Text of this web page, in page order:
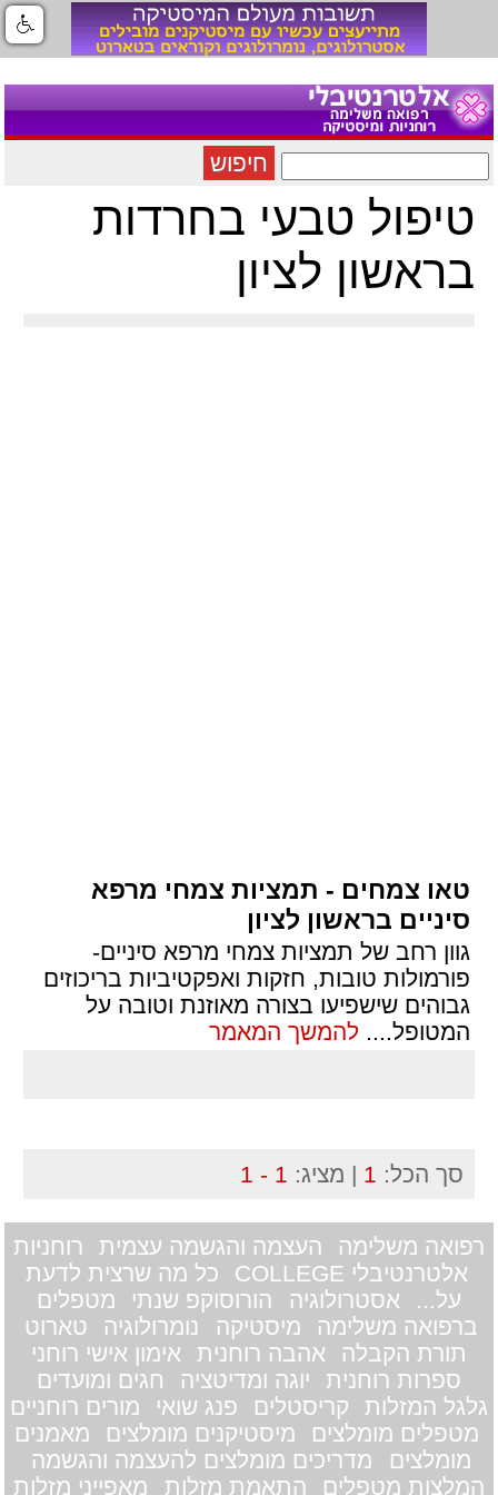
חיפוש
טיפול טבעי בחרדות
בראשון לציון
טאו צמחים - תמציות צמחי מרפא
סיניים בראשון לציון
גוון רחב של תמציות צמחי מרפא סיניים-
פורמולות טובות, חזקות ואפקטיביות בריכוזים
גבוהים שישפיעו בצורה מאוזנת וטובה על
המטופל.... להמשך המאמר
סך הכל: 1 | מציג: 1 - 1
רפואה משלימה העצמה והגשמה עצמית
רוחניות
אלטרנטיבלי COLLEGE
כל מה שרצית לדעת
על...
אסטרולוגיה הורוסוקפ שנתי
מטפלים
ברפואה משלימה
מיסטיקה נומרולוגיה
טארוט
תורת הקבלה
אהבה רוחנית
אימון אישי רוחני
ספרות רוחנית
יוגה ומדיטציה
חגים ומועדים
גלגל המזלות
קריסטלים פנג שואי
מורים רוחניים
מטפלים מומלצים
מיסטיקנים מומלצים
מאמנים
מומלצים
מדריכים מומלצים להעצמה והגשמה
המלצות מטפלים
התאמת מזלות מאפייני מזלות